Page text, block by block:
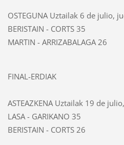
OSTEGUNA Uztailak 6 de julio,
BERISTAIN - CORTS 35
MARTIN - ARRIZABALAGA 26
FINAL-ERDIAK
ASTEAZKENA Uztailak 19 de
LASA - GARIKANO 35
BERISTAIN - CORTS 26